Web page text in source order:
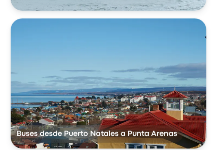
Buses desde Puerto Natales a Punta Arenas